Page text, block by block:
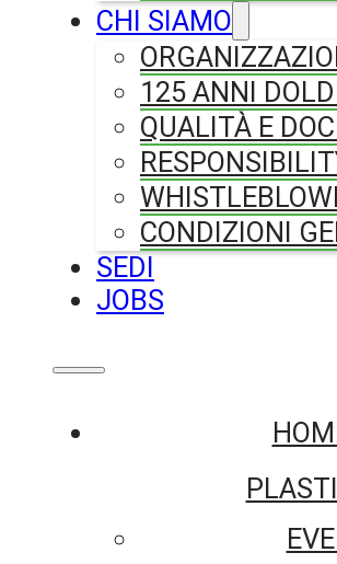
CHI SIAMO
125 ANNI
QUALITÀ E
CONDIZIONI
SEDI
JOBS